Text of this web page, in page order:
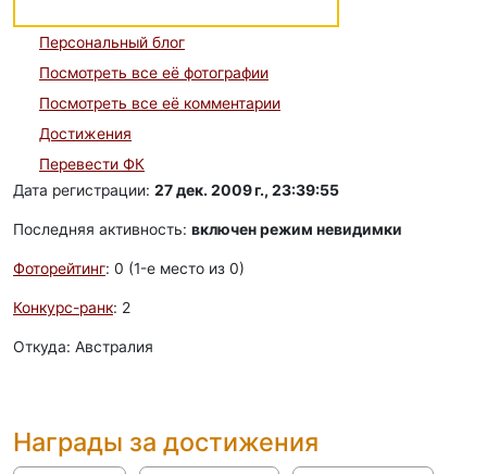
Персональный блог
Посмотреть все её фотографии
Посмотреть все её комментарии
Достижения
Перевести ФК
Дата регистрации: 27 дек. 2009 г., 23:39:55
Последняя активность: включен режим невидимки
Фоторейтинг: 0 (1-e место из 0)
Конкурс-ранк: 2
Откуда: Австралия
Награды за достижения